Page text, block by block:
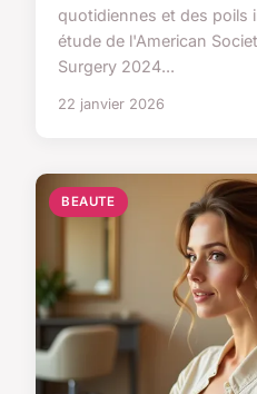
quotidiennes et des poils
étude de l'American
Surgery 2024...
22 janvier 2026
BEAUTE